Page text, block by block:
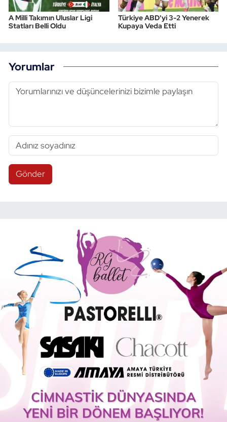
A Milli Takımın Uluslar Ligi
Statları Belli Oldu
Türkiye ABD'yi 3-2 Yenerek
Kupaya Veda Etti
Yorumlar
Gönder